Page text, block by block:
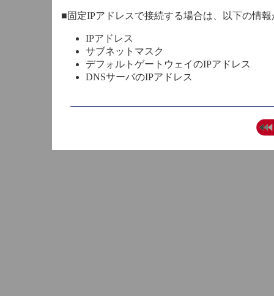
■固定IPアドレスで接続する場合は、以下の情
IPアドレス
サブネットマスク
デフォルトゲートウェイのIPアドレス
DNSサーバのIPアドレス